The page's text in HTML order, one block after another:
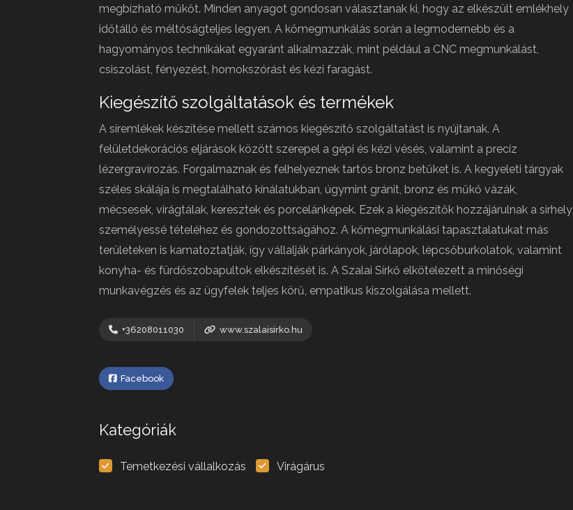
megbízható műkőt. Minden anyagot gondosan választanak ki, hogy az elkészült emlékhely
időtálló és méltóságteljes legyen. A kőmegmunkálás során a legmodernebb és a
hagyományos technikákat egyaránt alkalmazzák, mint például a CNC megmunkálást,
csiszolást, fényezést, homokszórást és kézi faragást.
Kiegészítő szolgáltatások és termékek
A síremlékek készítése mellett számos kiegészítő szolgáltatást is nyújtanak. A
felületdekorációs eljárások között szerepel a gépi és kézi vésés, valamint a precíz
lézergravírozás. Forgalmaznak és felhelyeznek tartós bronz betűket is. A kegyeleti tárgyak
széles skálája is megtalálható kínálatukban, úgymint gránit, bronz és műkő vázák,
mécsesek, virágtálak, keresztek és porcelánképek. Ezek a kiegészítők hozzájárulnak a sírhely
személyessé tételéhez és gondozottságához. A kőmegmunkálási tapasztalatukat más
területeken is kamatoztatják, így vállalják párkányok, járólapok, lépcsőburkolatok, valamint
konyha- és fürdőszobapultok elkészítését is. A Szalai Sírkő elkötelezett a minőségi
munkavégzés és az ügyfelek teljes körű, empatikus kiszolgálása mellett.
+36208011030 www.szalaisirko.hu
Facebook
Kategóriák
Temetkezési vállalkozás Virágárus